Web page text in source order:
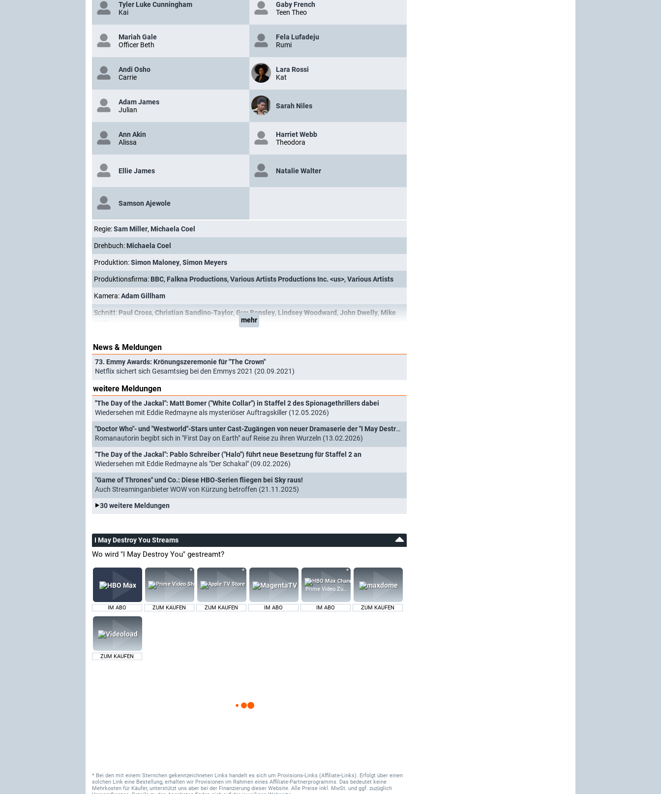
Tyler Luke Cunningham
Kai
Gaby French
Teen Theo
Mariah Gale
Officer Beth
Fela Lufadeju
Rumi
Andi Osho
Carrie
Lara Rossi
Kat
Adam James
Julian
Sarah Niles
Ann Akin
Alissa
Harriet Webb
Theodora
Ellie James Natalie Walter
Samson Ajewole
Regie:Sam Miller, Michaela Coel
Drehbuch: Michaela Coel
Produktion:Simon Maloney, Simon Meyers
Produktionsfirma: BBC, Falkna Productions, Various Artists Productions Inc. <us>, Various Artists
Kamera:Adam Gillham
Schnitt: Paul Cross, Christian Sandino-Taylor, Guy Bensley, Lindsey Woodward, John Dwelly, Mike
mehr
News & Meldungen
73. Emmy Awards: Krönungszeremonie für "The Crown"
Netflix sichert sich Gesamtsieg bei den Emmys 2021 (20.09.2021)
weitere Meldungen
"The Day of the Jackal": Matt Bomer ("White Collar") in Staffel 2 des Spionagethrillers dabei
Wiedersehen mit Eddie Redmayne als mysteriöser Auftragskiller (12.05.2026)
"Doctor Who"- und "Westworld"-Stars unter Cast-Zugängen von neuer Dramaserie der "I May Destroy You"-Macherin
Romanautorin begibt sich in "First Day on Earth" auf Reise zu ihren Wurzeln (13.02.2026)
"The Day of the Jackal": Pablo Schreiber ("Halo") führt neue Besetzung für Staffel 2 an
Wiedersehen mit Eddie Redmayne als "Der Schakal" (09.02.2026)
"Game of Thrones" und Co.: Diese HBO-Serien fliegen bei Sky raus!
Auch Streaminganbieter WOW von Kürzung betroffen (21.11.2025)
30 weitere Meldungen
I May Destroy You Streams
Wo wird "I May Destroy You" gestreamt?
IM ABO ZUM KAUFEN ZUM KAUFEN IM ABO
Prime Video Zusatz-Kanäle
IM ABO ZUM KAUFEN
ZUM KAUFEN
* Bei den mit einem Sternchen gekennzeichneten Links handelt es sich um Provisions-Links (Affiliate-Links). Erfolgt über einen
solchen Link eine Bestellung, erhalten wir Provisionen im Rahmen eines Affiliate-Partnerprogramms. Das bedeutet keine
Mehrkosten für Käufer, unterstützt uns aber bei der Finanzierung dieser Website. Alle Preise inkl. MwSt. und ggf. zuzüglich